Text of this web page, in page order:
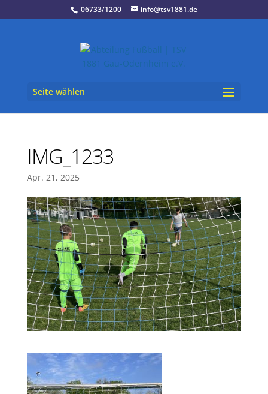
06733/1200 info@tsv1881.de
Seite wählen
IMG_1233
Apr. 21, 2025